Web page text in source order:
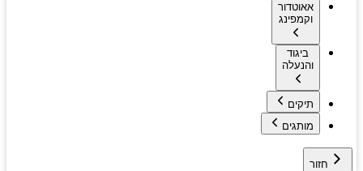
אאוטדור
וקמפינג
ביגוד
והנעלה
תיקים
מותגים
חזור